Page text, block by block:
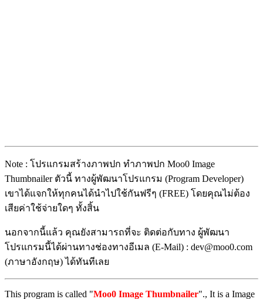
Note : โปรแกรมสร้างภาพปก ทำภาพปก Moo0 Image
Thumbnailer ตัวนี้ ทางผู้พัฒนาโปรแกรม (Program Developer)
เขาได้แจกให้ทุกคนได้นำไปใช้กันฟรีๆ (FREE) โดยคุณไม่ต้อง
เสียค่าใช้จ่ายใดๆ ทั้งสิ้น
นอกจากนี้แล้ว คุณยังสามารถที่จะ ติดต่อกับทาง ผู้พัฒนา
โปรแกรมนี้ได้ผ่านทางช่องทางอีเมล (E-Mail) : dev@moo0.com
(ภาษาอังกฤษ) ได้ทันทีเลย
This program is called "Moo0 Image Thumbnailer"., It is a Image